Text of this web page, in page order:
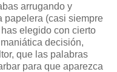
arrugando y
papelera (casi siempre
elegido con cierto
decisión,
que las palabras
para que aparezca